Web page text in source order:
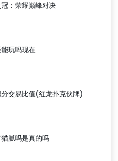
：荣耀巅峰对决
玩吗现在
交易比值(红龙扑克伙牌)
腻吗是真的吗